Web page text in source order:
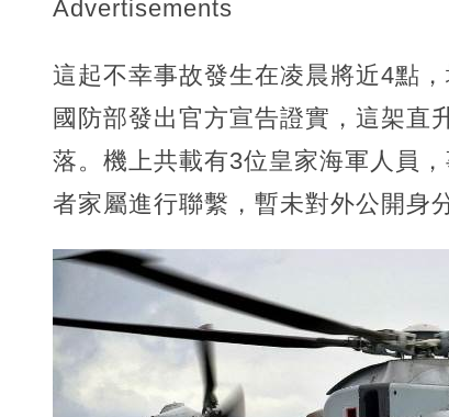
Advertisements
這起不幸事故發生在凌晨將近4點
國防部發出官方宣告證實，這架直
落。機上共載有3位皇家海軍人員
者家屬進行聯繫，暫未對外公開身